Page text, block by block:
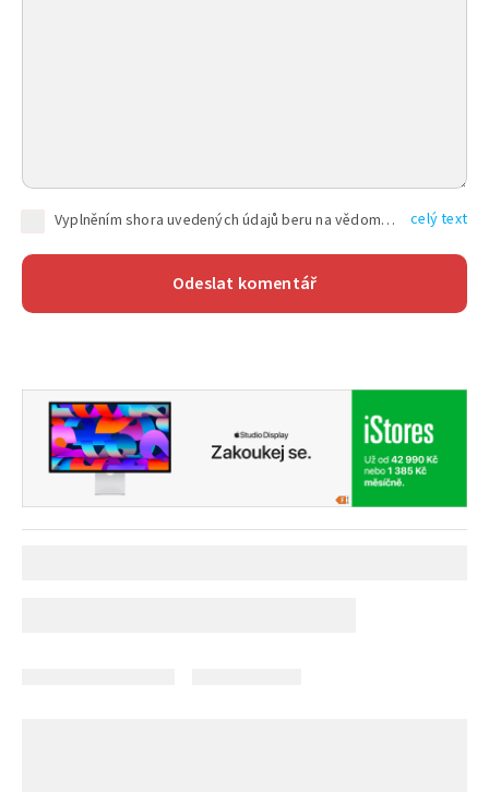
Vyplněním shora uvedených údajů beru na vědomí, že společnost TEXT FACTORY s.r.o., sídlem Brno, Durďákova 336/29, Černá Pole, PSČ: 613 00, IČ: 06157831, zapsané u Krajského soudu v Brně, oddíl C, vložka 100399, bude zpracovávat mé osobní údaje uvedené v rámci mnou vyplněného registračního formuláře na základě oprávněných zájmů TEXT FACTORY s.r.o. dle čl. 6 odst. 1 písm. f) GDPR a pro splnění právních povinností (čl. 6 odst. 1 písm. c) GDPR), a to pro tyto účely: nezbytnost zajistit oprávnění návštěvníka webových stránek provozovaných společností TEXT FACTORY s.r.o. přispívat aktivně ke zveřejněným článkům nebo v rámci diskusních fór a výkon práv TEXT FACTORY s.r.o. jako administrátora těchto diskusních fór. Více informací o zpracování osobních údajů a právech lze nalézt v celý text